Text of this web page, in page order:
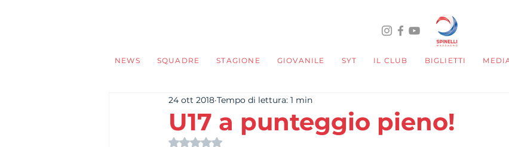
NEWS SQUADRE STAGIONE GIOVANILE SYT IL CLUB BIGLIETTI
U17 a punteggio pieno!
24 ott 2018 Tempo di lettura: 1 min
Valutazione NaN stelle su 5.